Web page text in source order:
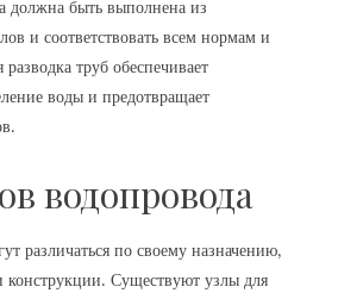
должна быть выполнена из
и соответствовать всем нормам и
труб обеспечивает
воды и предотвращает
водопровода
различаться по своему назначению‚
конструкции. Существуют узлы для